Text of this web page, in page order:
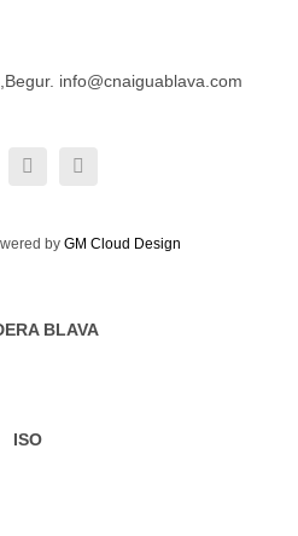
info@cnaiguablava.com
by GM Cloud Design
BLAVA
ISO